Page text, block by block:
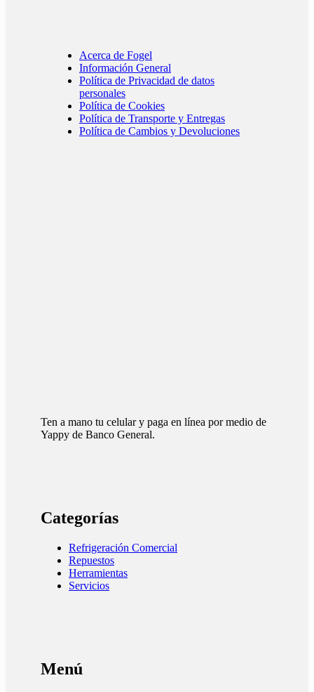
Acerca de Fogel
Información General
Política de Privacidad de datos
personales
Política de Cookies
Política de Transporte y Entregas
Política de Cambios y Devoluciones
Ten a mano tu celular y paga en línea por medio de
Yappy de Banco General.
Categorías
Refrigeración Comercial
Repuestos
Herramientas
Servicios
Menú